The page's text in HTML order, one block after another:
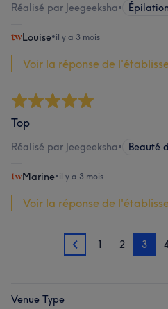
Réalisé par Jeegeeksha•
Louise•il y a 3 mois
Voir la réponse de
Top
Réalisé par Jeegeeksha• Beauté
Marine•il y a 3 mois
Voir la réponse de
2 1 2 3
Venue Type